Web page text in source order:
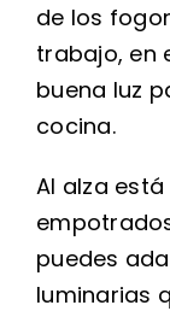
de los
trabajo, en
buena luz
cocina.
Al alza
puedes
luminarias